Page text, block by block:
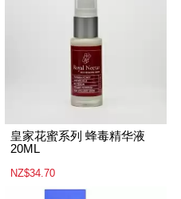
皇家花蜜系列 蜂毒精华液
20ML
NZ$34.70